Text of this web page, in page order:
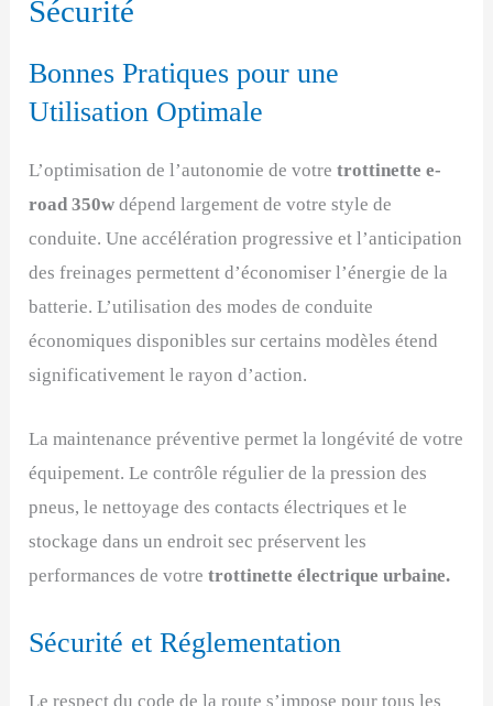
Sécurité
Bonnes Pratiques pour une
Utilisation Optimale
L’optimisation de l’autonomie de votre trottinette e-
road 350w dépend largement de votre style de
conduite. Une accélération progressive et l’anticipation
des freinages permettent d’économiser l’énergie de la
batterie. L’utilisation des modes de conduite
économiques disponibles sur certains modèles étend
significativement le rayon d’action.
La maintenance préventive permet la longévité de votre
équipement. Le contrôle régulier de la pression des
pneus, le nettoyage des contacts électriques et le
stockage dans un endroit sec préservent les
performances de votretrottinette électrique urbaine.
Sécurité et Réglementation
Le respect du code de la route s’impose pour tous les